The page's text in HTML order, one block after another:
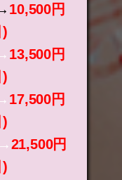
10,500円
13,500円
17,500円
21,500円